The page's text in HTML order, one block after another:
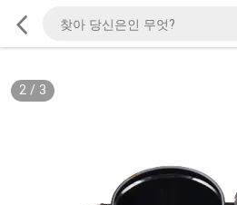
2/ 3